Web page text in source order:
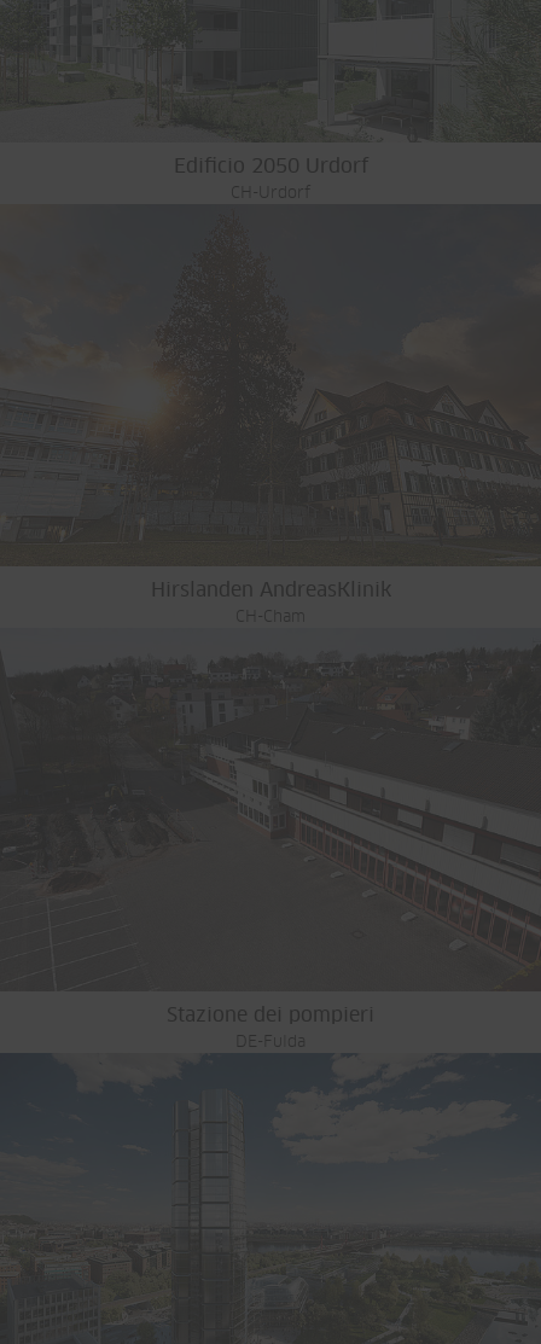
Edificio 2050 Urdorf
CH-Urdorf
Hirslanden AndreasKlinik
CH-Cham
Stazione dei pompieri
DE-Fulda